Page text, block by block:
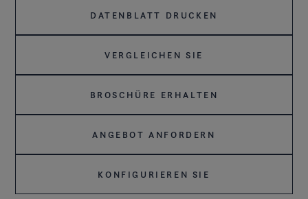
DATENBLATT DRUCKEN
VERGLEICHEN SIE
BROSCHÜRE ERHALTEN
ANGEBOT ANFORDERN
KONFIGURIEREN SIE